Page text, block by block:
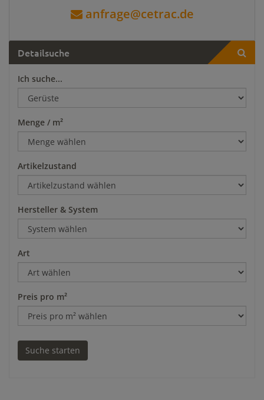
anfrage@cetrac.de
Detailsuche
Ich suche...
Menge / m²
Artikelzustand
Hersteller & System
Art
Preis pro m²